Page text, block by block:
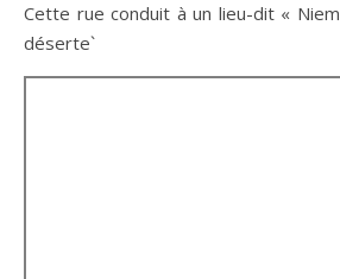
Cette rue conduit à un lieu-dit « Niemandsthal » : la vallée
déserte`